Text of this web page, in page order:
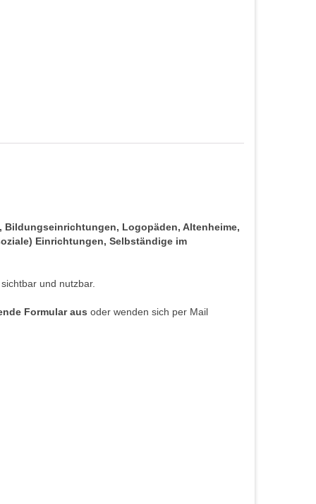
Logopäden, Altenheime,
Einrichtungen, Selbständige im
und nutzbar.
Formular aus oder wenden sich per Mail